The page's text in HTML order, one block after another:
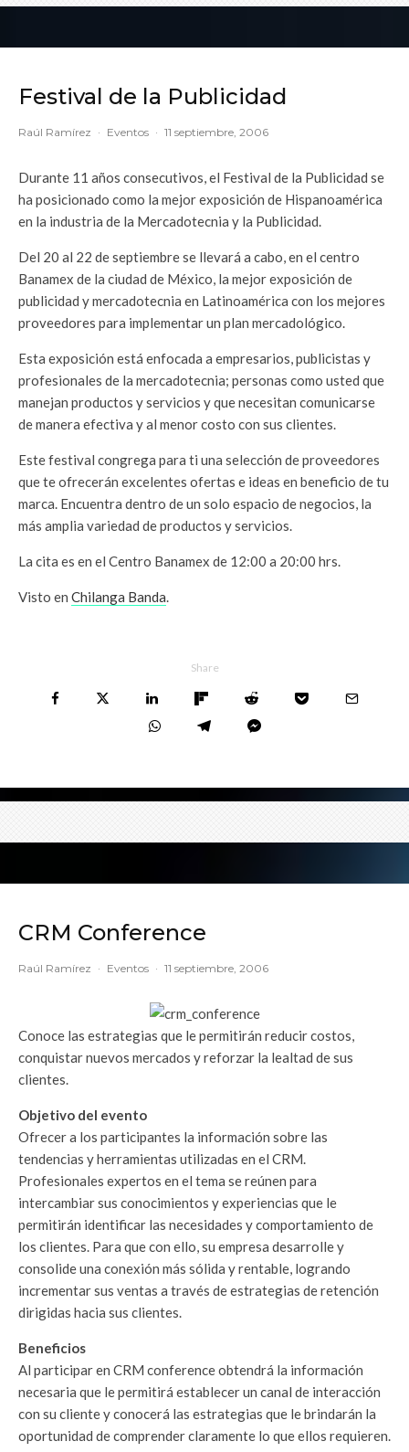
Festival de la Publicidad
Raúl Ramírez · Eventos · 11 septiembre, 2006
Durante 11 años consecutivos, el Festival de la Publicidad se
ha posicionado como la mejor exposición de Hispanoamérica
en la industria de la Mercadotecnia y la Publicidad.
Del 20 al 22 de septiembre se llevará a cabo, en el centro
Banamex de la ciudad de México, la mejor exposición de
publicidad y mercadotecnia en Latinoamérica con los mejores
proveedores para implementar un plan mercadológico.
Esta exposición está enfocada a empresarios, publicistas y
profesionales de la mercadotecnia; personas como usted que
manejan productos y servicios y que necesitan comunicarse
de manera efectiva y al menor costo con sus clientes.
Este festival congrega para ti una selección de proveedores
que te ofrecerán excelentes ofertas e ideas en beneficio de tu
marca. Encuentra dentro de un solo espacio de negocios, la
más amplia variedad de productos y servicios.
La cita es en el Centro Banamex de 12:00 a 20:00 hrs.
Visto en Chilanga Banda.
Share
CRM Conference
Raúl Ramírez · Eventos · 11 septiembre, 2006
Conoce las estrategias que le permitirán reducir costos,
conquistar nuevos mercados y reforzar la lealtad de sus
clientes.
Objetivo del evento
Ofrecer a los participantes la información sobre las
tendencias y herramientas utilizadas en el CRM.
Profesionales expertos en el tema se reúnen para
intercambiar sus conocimientos y experiencias que le
permitirán identificar las necesidades y comportamiento de
los clientes. Para que con ello, su empresa desarrolle y
consolide una conexión más sólida y rentable, logrando
incrementar sus ventas a través de estrategias de retención
dirigidas hacia sus clientes.
Beneficios
Al participar en CRM conference obtendrá la información
necesaria que le permitirá establecer un canal de interacción
con su cliente y conocerá las estrategias que le brindarán la
oportunidad de comprender claramente lo que ellos requieren.